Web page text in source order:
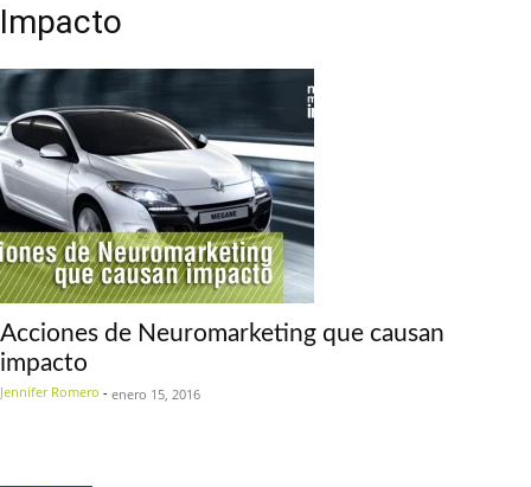
Impacto
Acciones de Neuromarketing que causan
impacto
Jennifer Romero - enero 15, 2016